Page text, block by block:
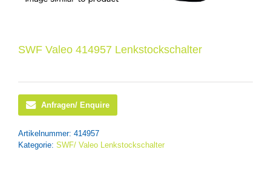
SWF Valeo 414957 Lenkstockschalter
Anfragen/ Enquire
Artikelnummer: 414957
Kategorie: SWF/ Valeo Lenkstockschalter